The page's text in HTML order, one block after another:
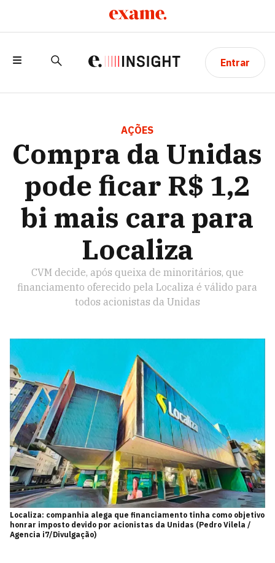
Entrar
BI MAIS CARA PARA LOCALIZA
AÇÕES
Compra da Unidas
pode ficar R$ 1,2
bi mais cara para
Localiza
CVM decide, após queixa de minoritários, que
financiamento oferecido pela Localiza é válido para
todos acionistas da Unidas
Localiza: companhia alega que financiamento tinha como objetivo
honrar imposto devido por acionistas da Unidas (Pedro Vilela /
Agencia i7/Divulgação)